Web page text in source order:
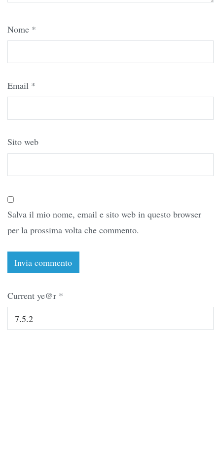
Nome *
Email *
Sito web
Salva il mio nome, email e sito web in questo browser
per la prossima volta che commento.
Current ye@r *